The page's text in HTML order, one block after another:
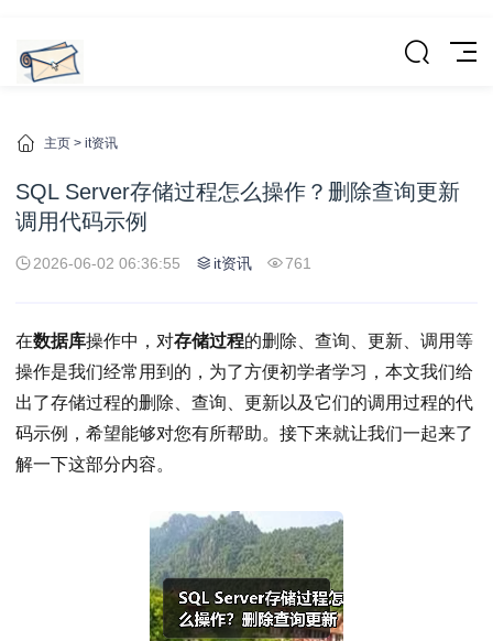
主页 > it资讯
SQL Server存储过程怎么操作？删除查询更新
调用代码示例
2026-06-02 06:36:55 it资讯 761
在数据库操作中，对存储过程的删除、查询、更新、调用等
操作是我们经常用到的，为了方便初学者学习，本文我们给
出了存储过程的删除、查询、更新以及它们的调用过程的代
码示例，希望能够对您有所帮助。接下来就让我们一起来了
解一下这部分内容。